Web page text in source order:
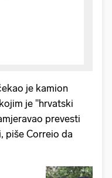
je kamion
je "hrvatski
prevesti
piše Correio da